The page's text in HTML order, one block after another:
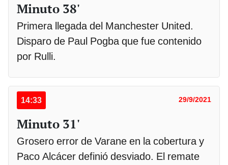
Minuto 38'
Primera llegada del Manchester United.
Disparo de Paul Pogba que fue contenido
por Rulli.
14:33 29/9/2021
Minuto 31'
Grosero error de Varane en la cobertura y
Paco Alcácer definió desviado. El remate